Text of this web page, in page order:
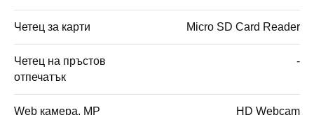
Четец за карти Micro SD Card Reader
Четец на пръстов
отпечатък
-
Web камера, MP HD Webcam